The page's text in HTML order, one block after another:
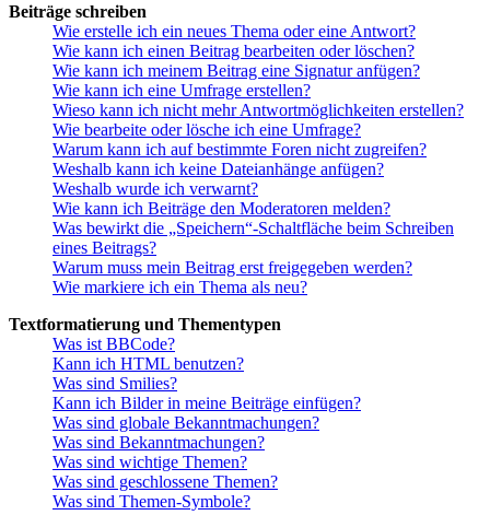
Beiträge schreiben
Wie erstelle ich ein neues Thema oder eine Antwort?
Wie kann ich einen Beitrag bearbeiten oder löschen?
Wie kann ich meinem Beitrag eine Signatur anfügen?
Wie kann ich eine Umfrage erstellen?
Wieso kann ich nicht mehr Antwortmöglichkeiten erstellen?
Wie bearbeite oder lösche ich eine Umfrage?
Warum kann ich auf bestimmte Foren nicht zugreifen?
Weshalb kann ich keine Dateianhänge anfügen?
Weshalb wurde ich verwarnt?
Wie kann ich Beiträge den Moderatoren melden?
Was bewirkt die „Speichern“-Schaltfläche beim Schreiben
eines Beitrags?
Warum muss mein Beitrag erst freigegeben werden?
Wie markiere ich ein Thema als neu?
Textformatierung und Thementypen
Was ist BBCode?
Kann ich HTML benutzen?
Was sind Smilies?
Kann ich Bilder in meine Beiträge einfügen?
Was sind globale Bekanntmachungen?
Was sind Bekanntmachungen?
Was sind wichtige Themen?
Was sind geschlossene Themen?
Was sind Themen-Symbole?